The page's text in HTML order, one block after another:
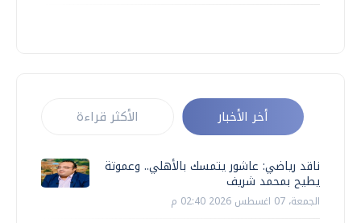
أخر الأخبار الأكثر قراءة
ناقد رياضي: عاشور يتمسك بالأهلي.. وعموتة
يطيح بمحمد شريف
الجمعة، 07 اغسطس 2026 02:40 م